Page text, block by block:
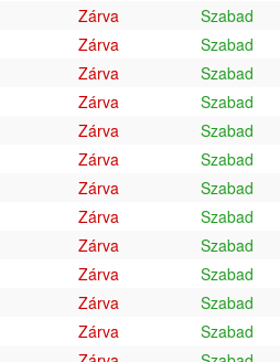
Zárva Szabad
Zárva Szabad
Zárva Szabad
Zárva Szabad
Zárva Szabad
Zárva Szabad
Zárva Szabad
Zárva Szabad
Zárva Szabad
Zárva Szabad
Zárva Szabad
Zárva Szabad